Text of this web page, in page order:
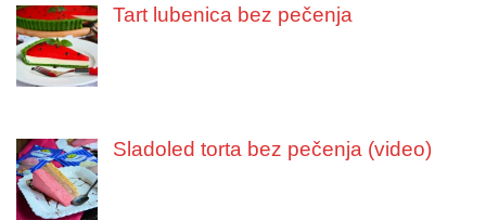
Tart lubenica bez pečenja
Sladoled torta bez pečenja (video)